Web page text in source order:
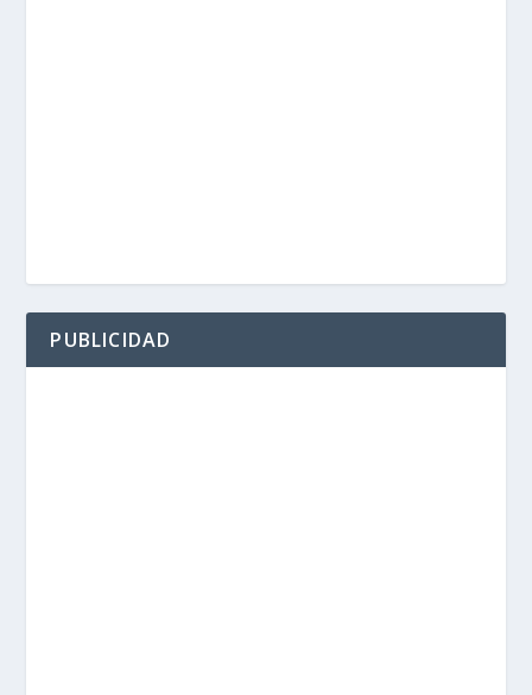
PUBLICIDAD